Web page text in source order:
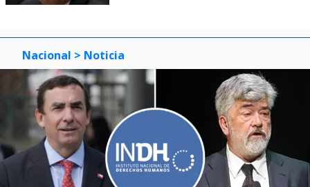
Nacional > Noticia